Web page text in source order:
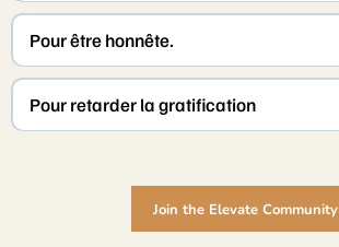
Pour être honnête.
Pour retarder la gratification
Join the Elevate Community